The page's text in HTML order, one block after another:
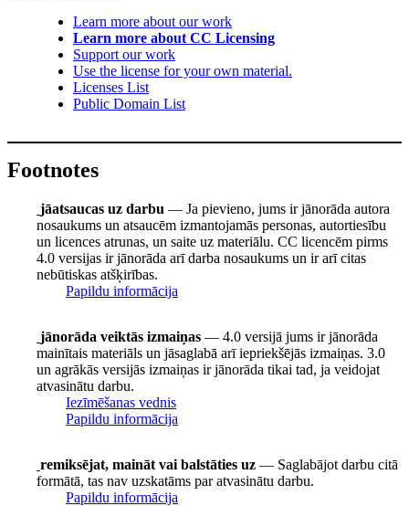
Learn more about our work
Learn more about CC Licensing
Support our work
Use the license for your own material.
Licenses List
Public Domain List
Footnotes
jāatsaucas uz darbu — Ja pievieno, jums ir jānorāda autora
nosaukums un atsaucēm izmantojamās personas, autortiesību
un licences atrunas, un saite uz materiālu. CC licencēm pirms
4.0 versijas ir jānorāda arī darba nosaukums un ir arī citas
nebūtiskas atšķirības.
Papildu informācija
jānorāda veiktās izmaiņas — 4.0 versijā jums ir jānorāda
mainītais materiāls un jāsaglabā arī iepriekšējās izmaiņas. 3.0
un agrākās versijās izmaiņas ir jānorāda tikai tad, ja veidojat
atvasinātu darbu.
Iezīmēšanas vednis
Papildu informācija
remiksējat, maināt vai balstāties uz — Saglabājot darbu citā
formātā, tas nav uzskatāms par atvasinātu darbu.
Papildu informācija